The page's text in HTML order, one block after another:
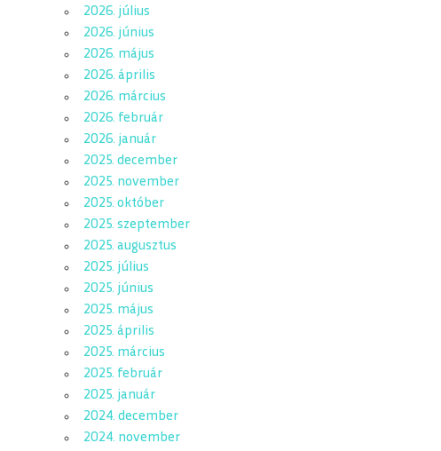
2026. július
2026. június
2026. május
2026. április
2026. március
2026. február
2026. január
2025. december
2025. november
2025. október
2025. szeptember
2025. augusztus
2025. július
2025. június
2025. május
2025. április
2025. március
2025. február
2025. január
2024. december
2024. november